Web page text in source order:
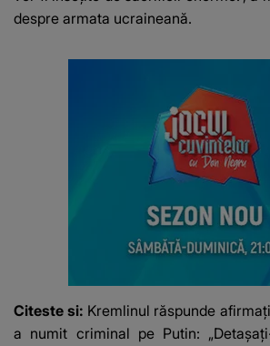
despre armata ucraineană.
Citeste si: Kremlinul răspunde
a numit criminal pe Putin: